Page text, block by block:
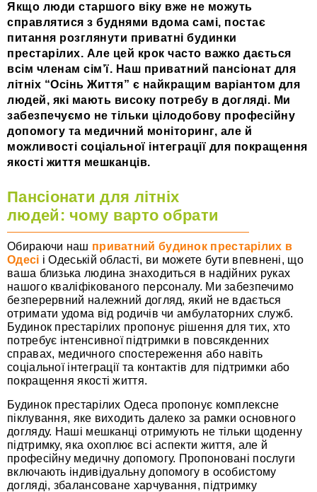
Якщо люди старшого віку вже не можуть
справлятися з буднями вдома самі, постає
питання розглянути приватні будинки
престарілих. Але цей крок часто важко дається
всім членам сім’ї. Наш приватний пансіонат для
літніх “Осінь Життя” є найкращим варіантом для
людей, які мають високу потребу в догляді. Ми
забезпечуємо не тільки цілодобову професійну
допомогу та медичний моніторинг, але й
можливості соціальної інтеграції для покращення
якості життя мешканців.
Пансіонати для літніх
людей: чому варто обрати
Обираючи наш приватний будинок престарілих в
Одесі і Одеській області, ви можете бути впевнені, що
ваша близька людина знаходиться в надійних руках
нашого кваліфікованого персоналу. Ми забезпечимо
безперервний належний догляд, який не вдається
отримати удома від родичів чи амбулаторних служб.
Будинок престарілих пропонує рішення для тих, хто
потребує інтенсивної підтримки в повсякденних
справах, медичного спостереження або навіть
соціальної інтеграції та контактів для підтримки або
покращення якості життя.
Будинок престарілих Одеса пропонує комплексне
піклування, яке виходить далеко за рамки основного
догляду. Наші мешканці отримують не тільки щоденну
підтримку, яка охоплює всі аспекти життя, але й
професійну медичну допомогу. Пропоновані послуги
включають індивідуальну допомогу в особистому
догляді, збалансоване харчування, підтримку